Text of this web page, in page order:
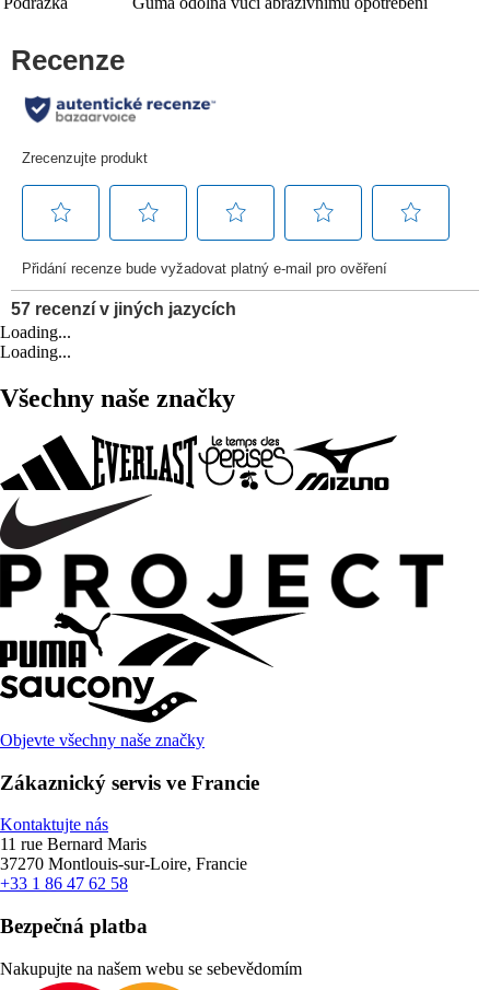
Loading...
Loading...
Všechny naše značky
Objevte všechny naše značky
Zákaznický servis ve Francie
Kontaktujte nás
11 rue Bernard Maris
37270 Montlouis-sur-Loire, Francie
+33 1 86 47 62 58
Bezpečná platba
Nakupujte na našem webu se sebevědomím